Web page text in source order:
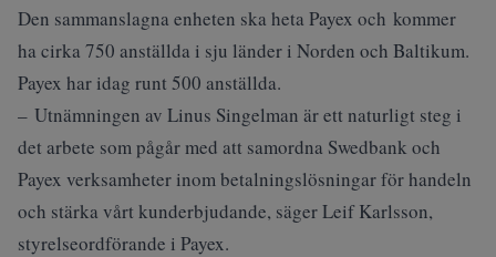
Den sammanslagna enheten ska heta Payex och kommer
ha cirka 750 anställda i sju länder i Norden och Baltikum.
Payex har idag runt 500 anställda.
– Utnämningen av Linus Singelman är ett naturligt steg i
det arbete som pågår med att samordna Swedbank och
Payex verksamheter inom betalningslösningar för handeln
och stärka vårt kunderbjudande, säger Leif Karlsson,
styrelseordförande i Payex.